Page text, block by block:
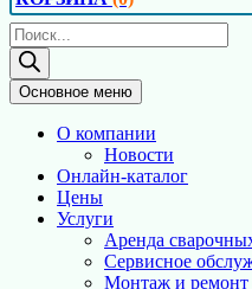
Поиск
товаров
Основное меню
О компании
Новости
Онлайн-каталог
Цены
Услуги
Аренда
Сервисное
Монтаж и ремонт